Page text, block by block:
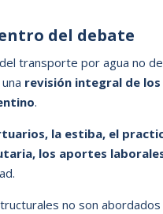
del debate
transporte por agua no
revisión integral de
.
la estiba, el
los aportes
no son